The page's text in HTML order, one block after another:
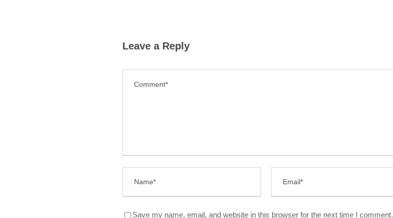
Leave a Reply
Save my name, email, and website in this browser for the next time I comment.